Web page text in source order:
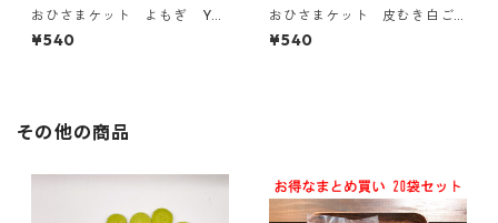
おひさまケット よもぎ YO
MOGI【おひさまのおやつシリ
ーズ】
¥540
おひさまケット 皮むき白ご
ま WHITE SESAME【おひさ
まのおやつシリーズ】
¥540
その他の商品